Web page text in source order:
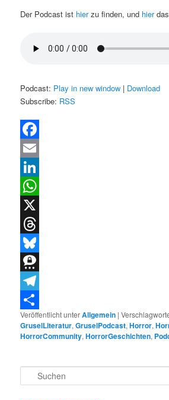
Der Podcast ist hierzu finden, und hier
Podcast: Play in new window | Download
Subscribe: RSS
Facebook
Email
LinkedIn
WhatsApp
X
Threads
Bluesky
Threema
Telegram
Teilen
Veröffentlicht unterAllgemein |
GruselLiteratur,GruselPodcast,Horror,
HorrorCommunity,HorrorGeschichten,
u